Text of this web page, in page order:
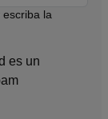
escriba la
es un